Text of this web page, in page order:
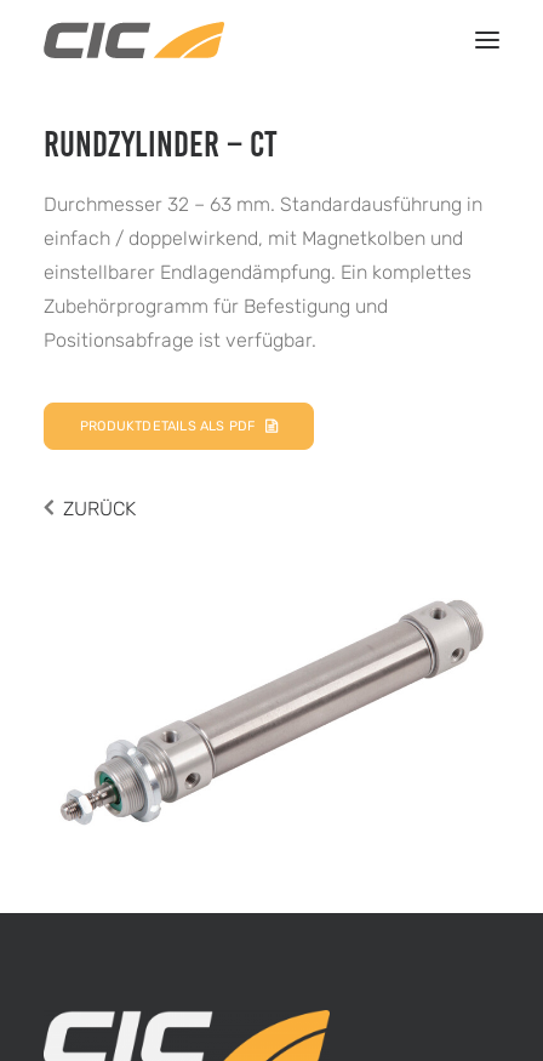
HOME
REFERENZEN
ÜBER UNS
KONTAKT
RUNDZYLINDER – CT
Durchmesser 32 – 63 mm. Standardausführung in
einfach / doppelwirkend, mit Magnetkolben und
einstellbarer Endlagendämpfung. Ein komplettes
Zubehörprogramm für Befestigung und
Positionsabfrage ist verfügbar.
PRODUKTDETAILS ALS PDF
ZURÜCK